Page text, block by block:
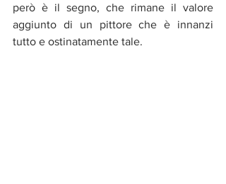
però è il segno, che rimane il valore
aggiunto di un pittore che è innanzi
tutto e ostinatamente tale.